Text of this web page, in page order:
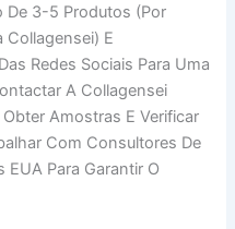
De 3-5 Produtos (por
Collagensei) E
Redes Sociais Para Uma
A Collagensei
Amostras E Verificar
Com Consultores De
EUA Para Garantir O